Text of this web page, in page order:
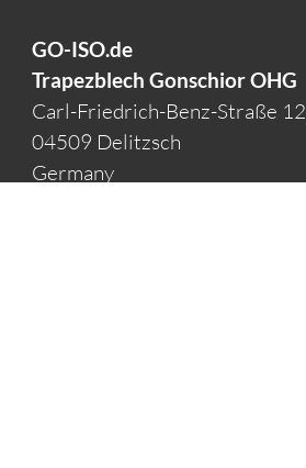
GO-ISO.de
Trapezblech Gonschior OHG
Carl-Friedrich-Benz-Straße 12
04509 Delitzsch
Germany